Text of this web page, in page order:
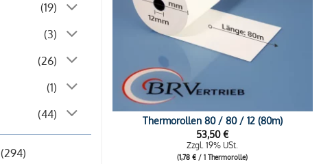
(19)
(3)
(26)
(1)
(44)
(294)
Thermorollen 80 / 80 / 12 (80m)
53,50€
Zzgl. 19% USt.
(1,78€ / 1 Thermorolle)